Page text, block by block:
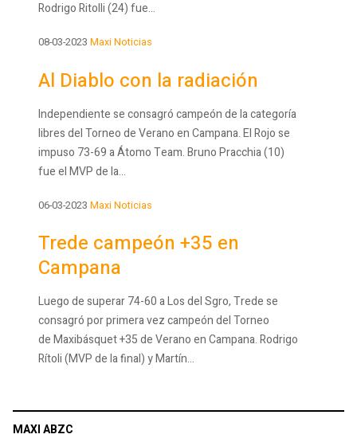
Rodrigo Ritolli (24) fue...
08-03-2023 Maxi Noticias
Al Diablo con la radiación
Independiente se consagró campeón de la categoría
libres del Torneo de Verano en Campana. El Rojo se
impuso 73-69 a Átomo Team. Bruno Pracchia (10)
fue el MVP de la...
06-03-2023 Maxi Noticias
Trede campeón +35 en
Campana
Luego de superar 74-60 a Los del Sgro, Trede se
consagró por primera vez campeón del Torneo
de Maxibásquet +35 de Verano en Campana. Rodrigo
Rítoli (MVP de la final) y Martín...
MAXI ABZC